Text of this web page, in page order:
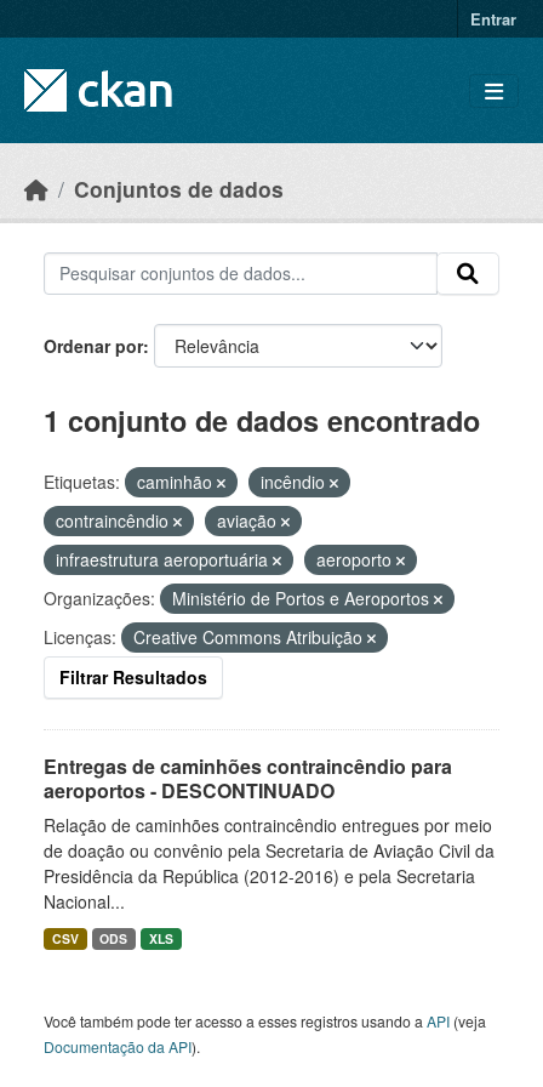
Entrar
Conjuntos de dados
Ordenar por
1 conjunto de dados encontrado
Etiquetas: caminhão
incêndio
contraincêndio
aviação
infraestrutura aeroportuária
aeroporto
Organizações:
Ministério de Portos e Aeroportos
Licenças:
Creative Commons Atribuição
Filtrar Resultados
Entregas de caminhões contraincêndio para
aeroportos - DESCONTINUADO
Relação de caminhões contraincêndio entregues por meio
de doação ou convênio pela Secretaria de Aviação Civil da
Presidência da República (2012-2016) e pela Secretaria
Nacional...
CSV ODS XLS
Você também pode ter acesso a esses registros usando a API (veja
Documentação da API).